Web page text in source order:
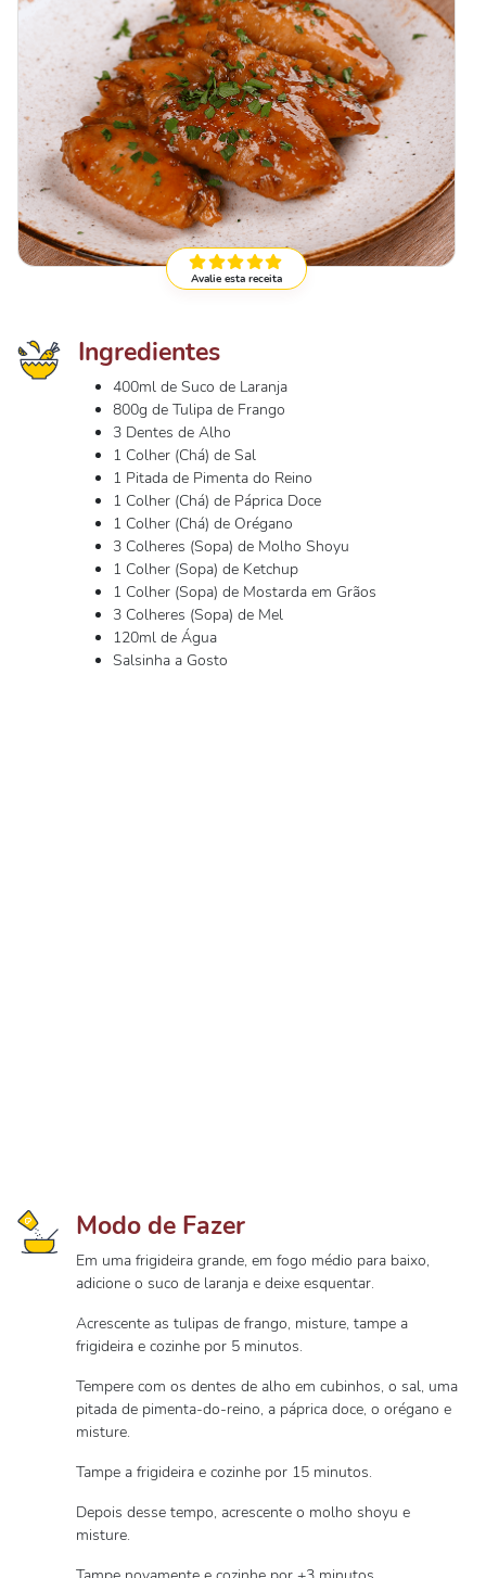
Avalie esta receita
Ingredientes
400ml de Suco de Laranja
800g de Tulipa de Frango
3 Dentes de Alho
1 Colher (Chá) de Sal
1 Pitada de Pimenta do Reino
1 Colher (Chá) de Páprica Doce
1 Colher (Chá) de Orégano
3 Colheres (Sopa) de Molho Shoyu
1 Colher (Sopa) de Ketchup
1 Colher (Sopa) de Mostarda em Grãos
3 Colheres (Sopa) de Mel
120ml de Água
Salsinha a Gosto
Modo de Fazer
Em uma frigideira grande, em fogo médio para baixo,
adicione o suco de laranja e deixe esquentar.
Acrescente as tulipas de frango, misture, tampe a
frigideira e cozinhe por 5 minutos.
Tempere com os dentes de alho em cubinhos, o sal, uma
pitada de pimenta-do-reino, a páprica doce, o orégano e
misture.
Tampe a frigideira e cozinhe por 15 minutos.
Depois desse tempo, acrescente o molho shoyu e
misture.